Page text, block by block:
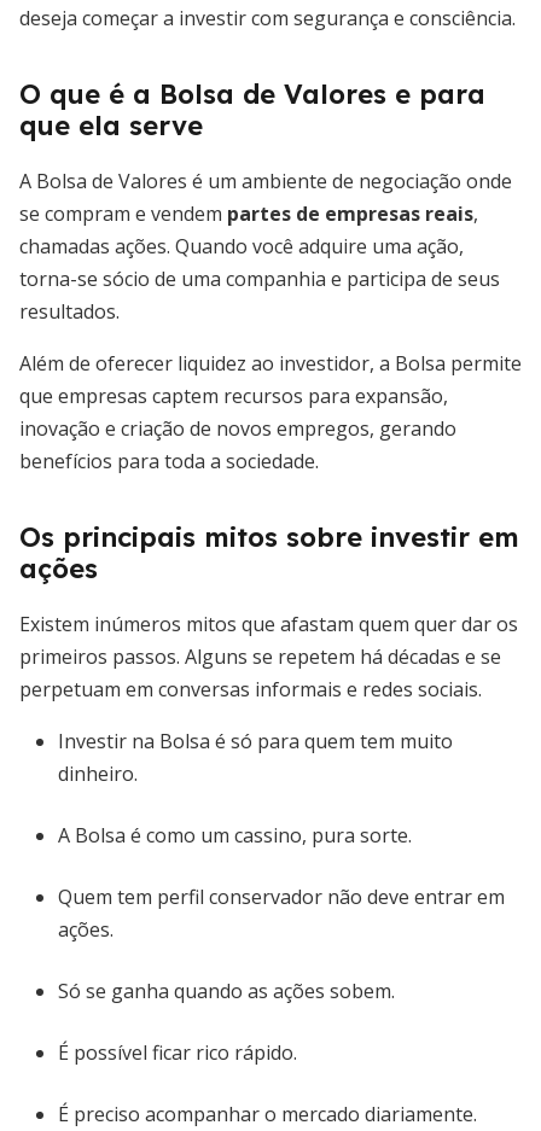
deseja começar a investir com segurança e consciência.
O que é a Bolsa de Valores e para
que ela serve
A Bolsa de Valores é um ambiente de negociação onde
se compram e vendem partes de empresas reais,
chamadas ações. Quando você adquire uma ação,
torna-se sócio de uma companhia e participa de seus
resultados.
Além de oferecer liquidez ao investidor, a Bolsa permite
que empresas captem recursos para expansão,
inovação e criação de novos empregos, gerando
benefícios para toda a sociedade.
Os principais mitos sobre investir em
ações
Existem inúmeros mitos que afastam quem quer dar os
primeiros passos. Alguns se repetem há décadas e se
perpetuam em conversas informais e redes sociais.
Investir na Bolsa é só para quem tem muito
dinheiro.
A Bolsa é como um cassino, pura sorte.
Quem tem perfil conservador não deve entrar em
ações.
Só se ganha quando as ações sobem.
É possível ficar rico rápido.
É preciso acompanhar o mercado diariamente.